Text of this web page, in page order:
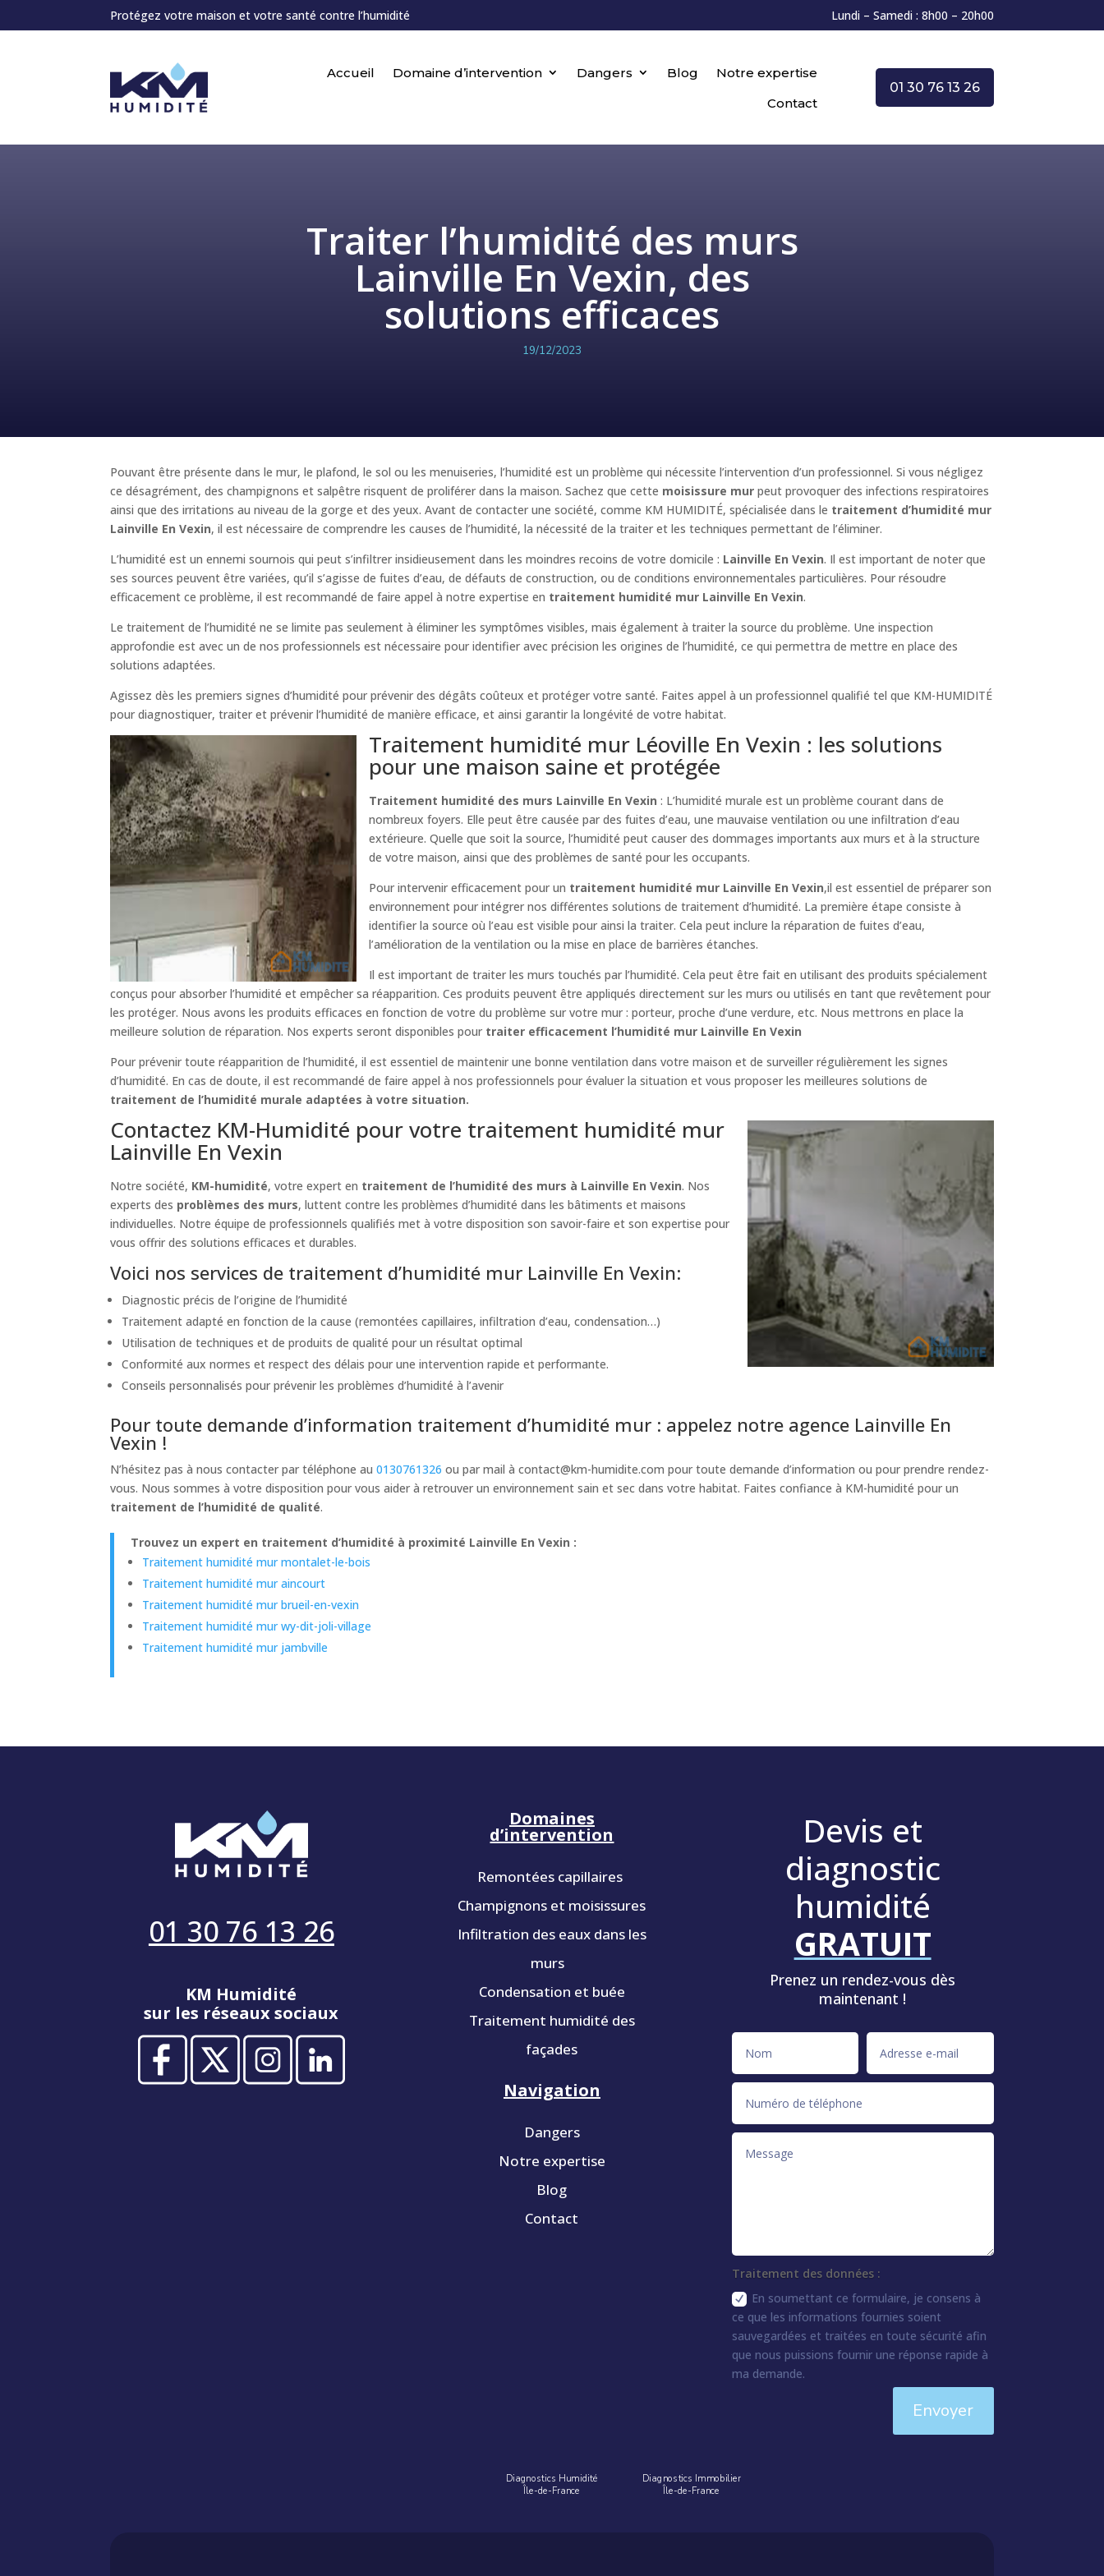
Protégez votre maison et votre santé contre l’humidité Lundi – Samedi : 8h00 – 20h00
Accueil Domaine d’intervention Dangers Blog
Notre expertise
Contact
01 30 76 13 26
Traiter l’humidité des murs
Lainville En Vexin, des
solutions efficaces
19/12/2023
Pouvant être présente dans le mur, le plafond, le sol ou les menuiseries, l’humidité est un problème qui nécessite l’intervention d’un professionnel. Si vous négligez
ce désagrément, des champignons et salpêtre risquent de proliférer dans la maison. Sachez que cette moisissure mur peut provoquer des infections respiratoires
ainsi que des irritations au niveau de la gorge et des yeux. Avant de contacter une société, comme KM HUMIDITÉ, spécialisée dans le traitement d’humidité mur
Lainville En Vexin, il est nécessaire de comprendre les causes de l’humidité, la nécessité de la traiter et les techniques permettant de l’éliminer.
L’humidité est un ennemi sournois qui peut s’infiltrer insidieusement dans les moindres recoins de votre domicile : Lainville En Vexin. Il est important de noter que
ses sources peuvent être variées, qu’il s’agisse de fuites d’eau, de défauts de construction, ou de conditions environnementales particulières. Pour résoudre
efficacement ce problème, il est recommandé de faire appel à notre expertise en traitement humidité mur Lainville En Vexin.
Le traitement de l’humidité ne se limite pas seulement à éliminer les symptômes visibles, mais également à traiter la source du problème. Une inspection
approfondie est avec un de nos professionnels est nécessaire pour identifier avec précision les origines de l’humidité, ce qui permettra de mettre en place des
solutions adaptées.
Agissez dès les premiers signes d’humidité pour prévenir des dégâts coûteux et protéger votre santé. Faites appel à un professionnel qualifié tel que KM-HUMIDITÉ
pour diagnostiquer, traiter et prévenir l’humidité de manière efficace, et ainsi garantir la longévité de votre habitat.
Traitement humidité mur Léoville En Vexin : les solutions
pour une maison saine et protégée
Traitement humidité des murs Lainville En Vexin : L’humidité murale est un problème courant dans de
nombreux foyers. Elle peut être causée par des fuites d’eau, une mauvaise ventilation ou une infiltration d’eau
extérieure. Quelle que soit la source, l’humidité peut causer des dommages importants aux murs et à la structure
de votre maison, ainsi que des problèmes de santé pour les occupants.
Pour intervenir efficacement pour un traitement humidité mur Lainville En Vexin,il est essentiel de préparer son
environnement pour intégrer nos différentes solutions de traitement d’humidité. La première étape consiste à
identifier la source où l’eau est visible pour ainsi la traiter. Cela peut inclure la réparation de fuites d’eau,
l’amélioration de la ventilation ou la mise en place de barrières étanches.
Il est important de traiter les murs touchés par l’humidité. Cela peut être fait en utilisant des produits spécialement
conçus pour absorber l’humidité et empêcher sa réapparition. Ces produits peuvent être appliqués directement sur les murs ou utilisés en tant que revêtement pour
les protéger. Nous avons les produits efficaces en fonction de votre du problème sur votre mur : porteur, proche d’une verdure, etc. Nous mettrons en place la
meilleure solution de réparation. Nos experts seront disponibles pour traiter efficacement l’humidité mur Lainville En Vexin
Pour prévenir toute réapparition de l’humidité, il est essentiel de maintenir une bonne ventilation dans votre maison et de surveiller régulièrement les signes
d’humidité. En cas de doute, il est recommandé de faire appel à nos professionnels pour évaluer la situation et vous proposer les meilleures solutions de
traitement de l’humidité murale adaptées à votre situation.
Contactez KM-Humidité pour votre traitement humidité mur
Lainville En Vexin
Notre société, KM-humidité, votre expert en traitement de l’humidité des murs à Lainville En Vexin. Nos
experts des problèmes des murs, luttent contre les problèmes d’humidité dans les bâtiments et maisons
individuelles. Notre équipe de professionnels qualifiés met à votre disposition son savoir-faire et son expertise pour
vous offrir des solutions efficaces et durables.
Voici nos services de traitement d’humidité mur Lainville En Vexin:
Diagnostic précis de l’origine de l’humidité
Traitement adapté en fonction de la cause (remontées capillaires, infiltration d’eau, condensation…)
Utilisation de techniques et de produits de qualité pour un résultat optimal
Conformité aux normes et respect des délais pour une intervention rapide et performante.
Conseils personnalisés pour prévenir les problèmes d’humidité à l’avenir
Pour toute demande d’information traitement d’humidité mur : appelez notre agence Lainville En
Vexin !
N’hésitez pas à nous contacter par téléphone au0130761326 ou par mail àcontact@km-humidite.com pour toute demande d’information ou pour prendre rendez-
vous. Nous sommes à votre disposition pour vous aider à retrouver un environnement sain et sec dans votre habitat. Faites confiance à KM-humidité pour un
traitement de l’humidité de qualité.
Trouvez un expert en traitement d’humidité à proximité Lainville En Vexin :
Traitement humidité mur montalet-le-bois
Traitement humidité mur aincourt
Traitement humidité mur brueil-en-vexin
Traitement humidité mur wy-dit-joli-village
Traitement humidité mur jambville
01 30 76 13 26
KM Humidité
sur les réseaux sociaux
Domaines
d’intervention
Remontées capillaires
Champignons et moisissures
Infiltration des eaux dans les
murs
Condensation et buée
Traitement humidité des
façades
Navigation
Dangers
Notre expertise
Blog
Contact
Devis et
diagnostic
humidité
GRATUIT
Prenez un rendez-vous dès
maintenant !
Traitement des données :
En soumettant ce formulaire, je consens à
ce que les informations fournies soient
sauvegardées et traitées en toute sécurité afin
que nous puissions fournir une réponse rapide à
ma demande.
Envoyer
Diagnostics Humidité
Île-de-France
Diagnostics Immobilier
Île-de-France